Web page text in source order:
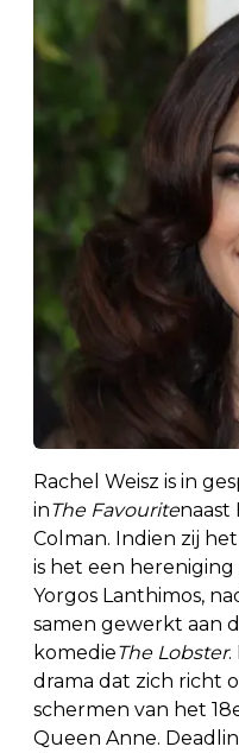
Rachel Weisz is in
inThe Favouritenaast
Colman. Indien zij
is het een
Yorgos Lanthimos,
samen gewerkt aan
komedieThe Lobster.
drama dat zich richt
schermen van het
Queen Anne.